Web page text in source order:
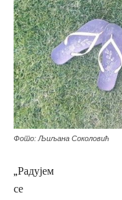
Фото: Љиљана Соколовић
„Радујем
се